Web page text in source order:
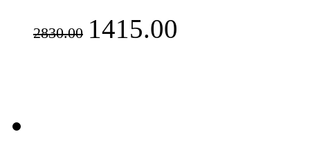
2830.00 1415.00